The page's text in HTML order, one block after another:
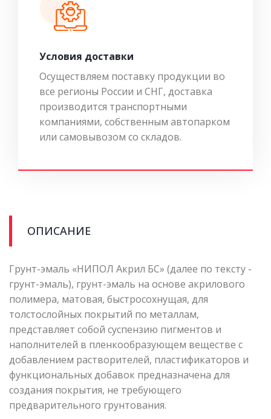
Условия доставки
Осуществляем поставку продукции во
все регионы России и СНГ, доставка
производится транспортными
компаниями, собственным автопарком
или самовывозом со складов.
ОПИСАНИЕ
Грунт-эмаль «НИПОЛ Акрил БС» (далее по тексту -
грунт-эмаль), грунт-эмаль на основе акрилового
полимера, матовая, быстросохнущая, для
толстослойных покрытий по металлам,
представляет собой суспензию пигментов и
наполнителей в пленкообразующем веществе с
добавлением растворителей, пластификаторов и
функциональных добавок предназначена для
создания покрытия, не требующего
предварительного грунтования.